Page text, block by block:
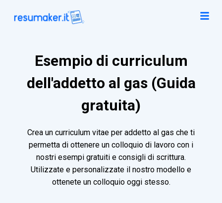
Esempio di curriculum
dell'addetto al gas (Guida
gratuita)
Crea un curriculum vitae per addetto al gas che ti
permetta di ottenere un colloquio di lavoro con i
nostri esempi gratuiti e consigli di scrittura.
Utilizzate e personalizzate il nostro modello e
ottenete un colloquio oggi stesso.